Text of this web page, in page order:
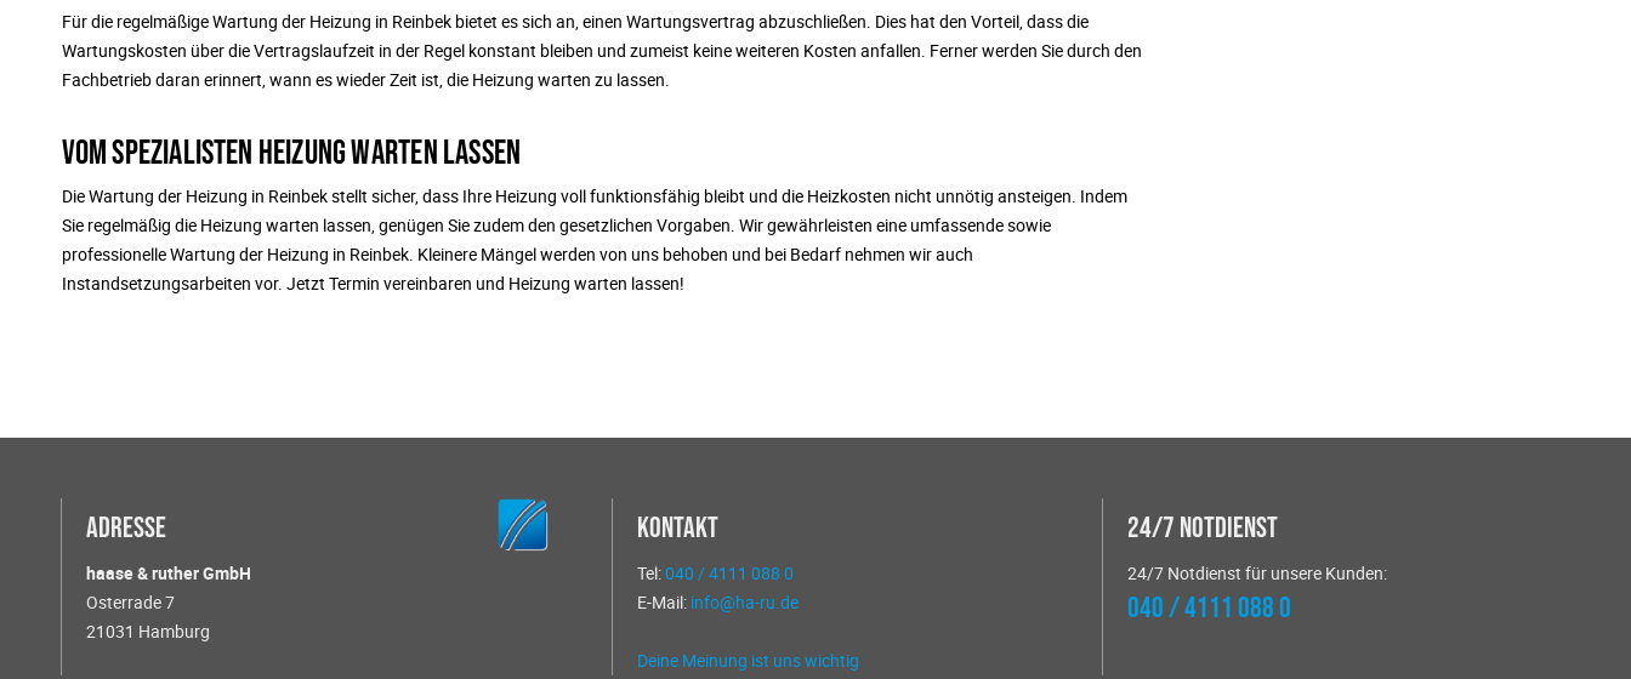
Für die regelmäßige Wartung der Heizung in Reinbek bietet es sich an, einen Wartungsvertrag abzuschließen. Dies hat den Vorteil, dass die
Wartungskosten über die Vertragslaufzeit in der Regel konstant bleiben und zumeist keine weiteren Kosten anfallen. Ferner werden Sie durch den
Fachbetrieb daran erinnert, wann es wieder Zeit ist, die Heizung warten zu lassen.
VOM SPEZIALISTEN HEIZUNG WARTEN LASSEN
Die Wartung der Heizung in Reinbek stellt sicher, dass Ihre Heizung voll funktionsfähig bleibt und die Heizkosten nicht unnötig ansteigen. Indem
Sie regelmäßig die Heizung warten lassen, genügen Sie zudem den gesetzlichen Vorgaben. Wir gewährleisten eine umfassende sowie
professionelle Wartung der Heizung in Reinbek. Kleinere Mängel werden von uns behoben und bei Bedarf nehmen wir auch
Instandsetzungsarbeiten vor. Jetzt Termin vereinbaren und Heizung warten lassen!
Adresse
haase & ruther GmbH
Osterrade 7
21031 Hamburg
Kontakt
Tel:040 / 4111 088 0
E-Mail: info@ha-ru.de
Deine Meinung ist uns wichtig
24/7 Notdienst
24/7 Notdienst für unsere Kunden:
040 / 4111 088 0